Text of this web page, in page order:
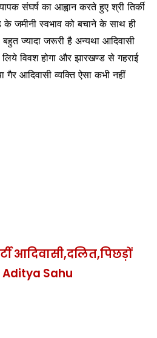
संघर्ष का आह्वान करते हुए श्री तिर्की
जमीनी स्वभाव को बचाने के साथ ही
ज्यादा जरूरी है अन्यथा आदिवासी
विवश होगा और झारखण्ड से गहराई
गैर आदिवासी व्यक्ति ऐसा कभी नहीं
आदिवासी,दलित,पिछड़ों
Sahu